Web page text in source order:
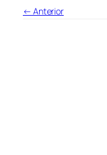
← Anterior